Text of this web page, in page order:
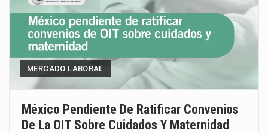
MERCADO LABORAL
México Pendiente De Ratificar Convenios
De La OIT Sobre Cuidados Y Maternidad